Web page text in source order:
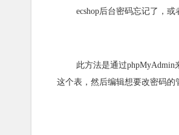
ecshop后台密码忘记了，
此方法是通过phpMyAdmin
这个表，然后编辑想要改密码的